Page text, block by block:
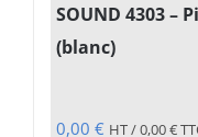
SOUND 4303 –
(blanc)
0,00 € HT /0,00€